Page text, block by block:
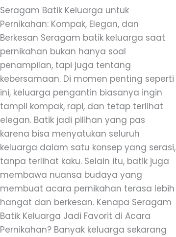
Seragam Batik Keluarga untuk
Pernikahan: Kompak, Elegan, dan
Berkesan Seragam batik keluarga saat
pernikahan bukan hanya soal
penampilan, tapi juga tentang
kebersamaan. Di momen penting seperti
ini, keluarga pengantin biasanya ingin
tampil kompak, rapi, dan tetap terlihat
elegan. Batik jadi pilihan yang pas
karena bisa menyatukan seluruh
keluarga dalam satu konsep yang serasi,
tanpa terlihat kaku. Selain itu, batik juga
membawa nuansa budaya yang
membuat acara pernikahan terasa lebih
hangat dan berkesan. Kenapa Seragam
Batik Keluarga Jadi Favorit di Acara
Pernikahan? Banyak keluarga sekarang